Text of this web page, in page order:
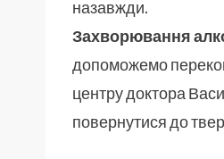
назавжди.
Захворювання
допоможемо
центру доктора
повернутися до